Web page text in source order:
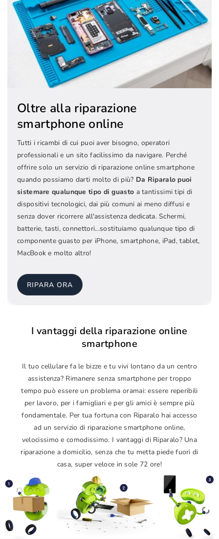
Oltre alla riparazione
smartphone online
Tutti i ricambi di cui puoi aver bisogno, operatori
professionali e un sito facilissimo da navigare. Perché
offrire solo un servizio di riparazione online smartphone
quando possiamo darti molto di più? Da Riparalo puoi
sistemare qualunque tipo di guasto a tantissimi tipi di
dispositivi tecnologici, dai più comuni ai meno diffusi e
senza dover ricorrere all'assistenza dedicata. Schermi,
batterie, tasti, connettori...sostituiamo qualunque tipo di
componente guasto per iPhone, smartphone, iPad, tablet,
MacBook e molto altro!
RIPARA ORA
I vantaggi della riparazione online
smartphone
Il tuo cellulare fa le bizze e tu vivi lontano da un centro
assistenza? Rimanere senza smartphone per troppo
tempo può essere un problema oramai: essere reperibili
per lavoro, per i famigliari e per gli amici è sempre più
fondamentale. Per tua fortuna con Riparalo hai accesso
ad un servizio di riparazione smartphone online,
velocissimo e comodissimo. I vantaggi di Riparalo? Una
riparazione a domicilio, senza che tu metta piede fuori di
casa, super veloce in sole 72 ore!